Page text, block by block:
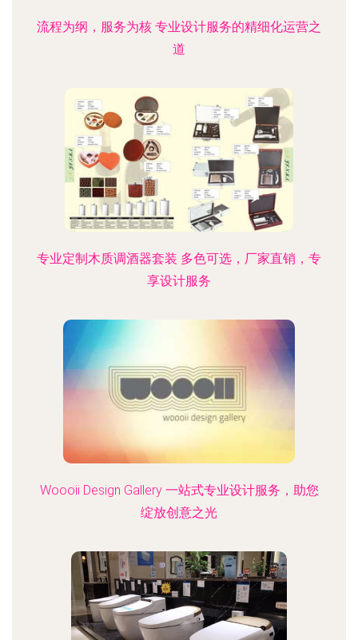
流程为纲，服务为核 专业设计服务的精细化运营之
道
专业定制木质调酒器套装 多色可选，厂家直销，专
享设计服务
Woooii Design Gallery 一站式专业设计服务，助您
绽放创意之光